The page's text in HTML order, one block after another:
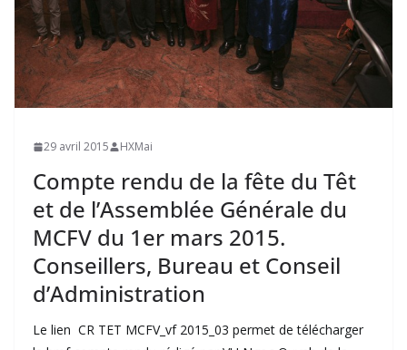
29 avril 2015 HXMai
Compte rendu de la fête du Têt
et de l’Assemblée Générale du
MCFV du 1er mars 2015.
Conseillers, Bureau et Conseil
d’Administration
Le lien CR TET MCFV_vf 2015_03 permet de télécharger